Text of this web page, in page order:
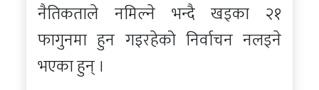
नैतिकताले नमिल्ने भन्दै खड्का २१
फागुनमा हुन गइरहेको निर्वाचन नलड्ने
भएका हुन् ।